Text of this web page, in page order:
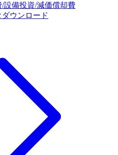
設備投資/減価償却費
ウンロード